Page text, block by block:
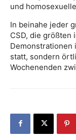
und
In beinahe jeder
CSD, die größten
Demonstrationen
statt, sondern
Wochenenden